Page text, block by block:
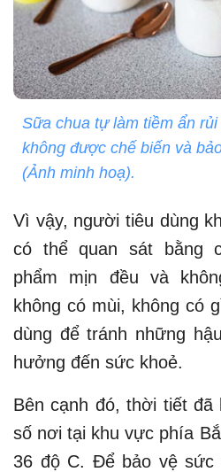
Sữa chua tự làm tiềm ẩn
không được chế biến và
(Ảnh minh hoạ).
Vì vậy, người tiêu dùng
có thể quan sát bằng
phẩm mịn đều và
không có mùi, không có
dùng để tránh những
hưởng đến sức khoẻ.
Bên cạnh đó, thời tiết
số nơi tại khu vực phía
36 độ C. Để bảo vệ sức